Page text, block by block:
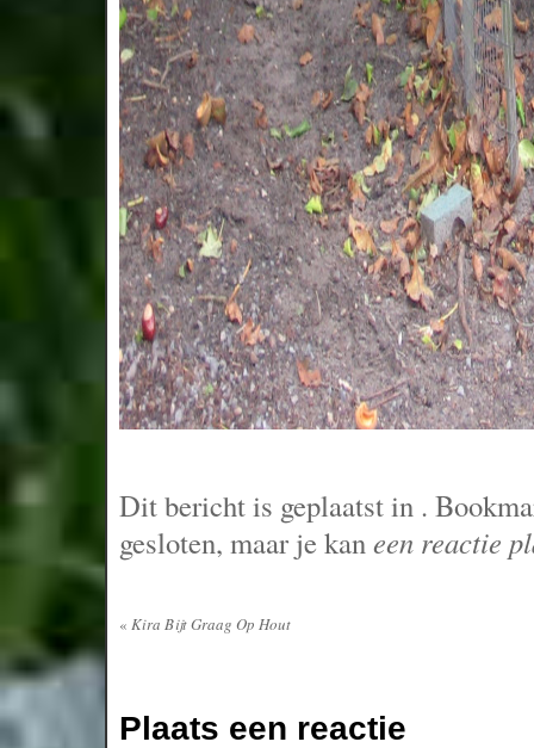
Dit bericht is geplaatst in .
gesloten, maar je kaneen reactie
« Kira Bijt Graag Op Hout
Plaats een reactie